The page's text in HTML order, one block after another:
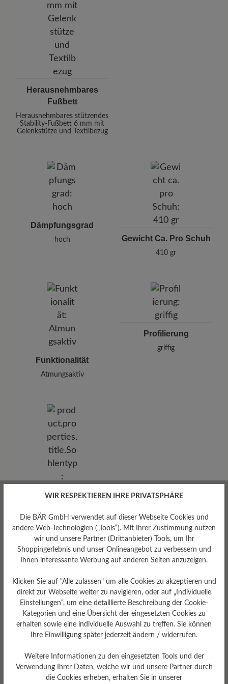
Herausnehmbares
Fußbett
Herausnehmbares stützendes
Stability-Fußbett 6 mm mit
Gelenkstütze und Textilbezug
Dämpfungsgrad
hoch Gewicht Ca. Pro Schuh
410 gr
Funktionalität
Atmungsaktiv
Profilierung
griffig
Endurance-Sohle aus PU-
Gummi
Bewertungen lesen
WIR RESPEKTIEREN IHRE PRIVATSPHÄRE
Die BÄR GmbH verwendet auf dieser Webseite Cookies und
andere Web-Technologien („Tools“). Mit Ihrer Zustimmung nutzen
wir und unsere Partner (Drittanbieter) Tools, um Ihr
Shoppingerlebnis und unser Onlineangebot zu verbessern und
Ihnen interessante Werbung auf anderen Seiten anzuzeigen.
Klicken Sie auf "Alle zulassen" um alle Cookies zu akzeptieren und
direkt zur Webseite weiter zu navigieren, oder auf „Individuelle
Einstellungen“, um eine detaillierte Beschreibung der Cookie-
Kategorien und eine Übersicht der eingesetzten Cookies zu
erhalten sowie eine individuelle Auswahl zu treffen. Sie können
Ihre Einwilligung später jederzeit ändern / widerrufen.
Weitere Informationen zu den eingesetzten Tools und der
Verwendung Ihrer Daten, welche wir und unsere Partner durch
die Cookies erheben, erhalten Sie in unserer